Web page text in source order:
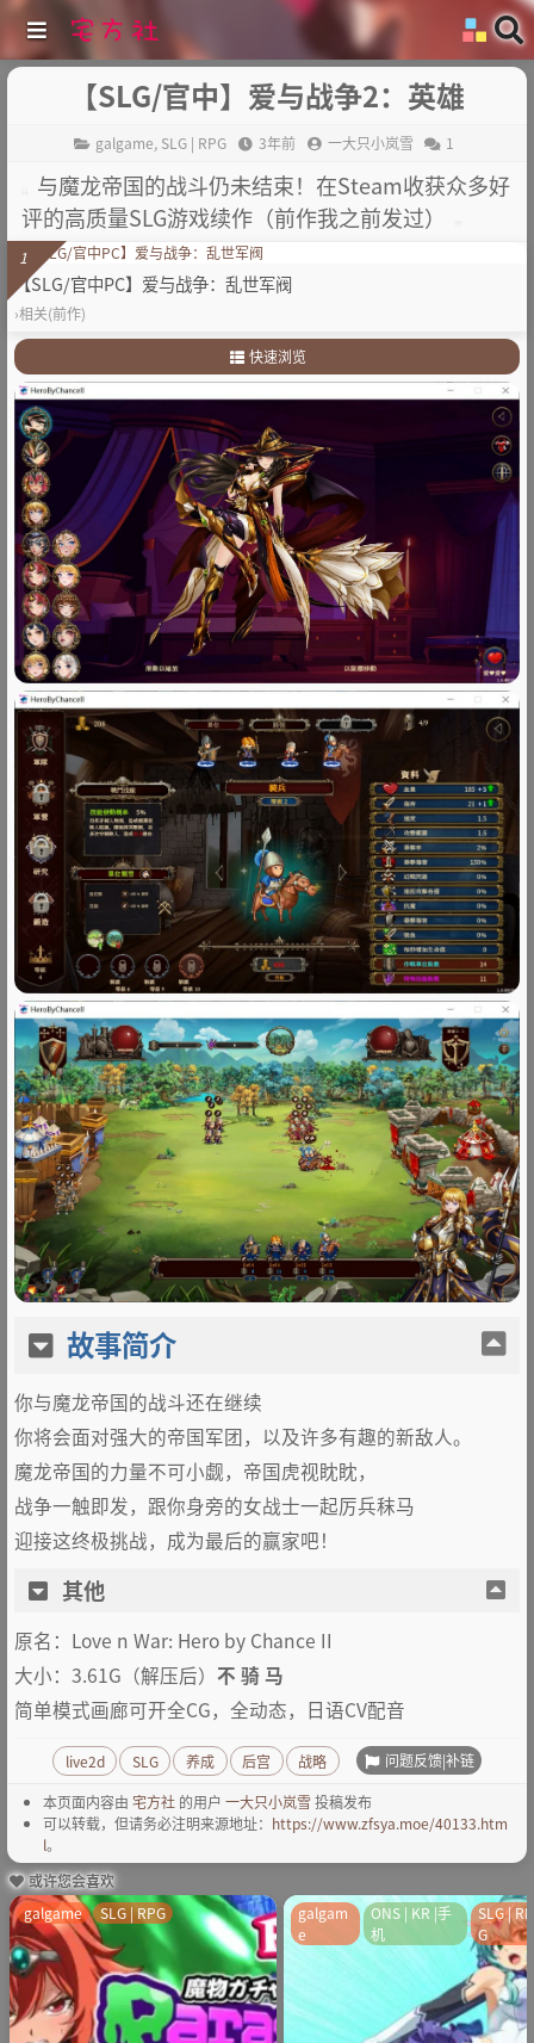
【SLG/官中】爱与战争2：英雄
galgame, SLG | RPG 3年前 一大只小岚雪 1
与魔龙帝国的战斗仍未结束！在Steam收获众多好
评的高质量SLG游戏续作（前作我之前发过）
【SLG/官中PC】爱与战争：乱世军阀
›相关(前作)
1
快速浏览
1.故事简介
2.其他
故事简介
你与魔龙帝国的战斗还在继续
你将会面对强大的帝国军团，以及许多有趣的新敌人。
魔龙帝国的力量不可小觑，帝国虎视眈眈，
战争一触即发，跟你身旁的女战士一起厉兵秣马
迎接这终极挑战，成为最后的赢家吧！
其他
原名：Love n War: Hero by Chance II
大小：3.61G（解压后） 不 骑 马
简单模式画廊可开全CG，全动态，日语CV配音
live2d SLG 养成 后宫 战略 问题反馈|补链
本页面内容由 宅方社 的用户 一大只小岚雪 投稿发布
可以转载，但请务必注明来源地址： https://www.zfsya.moe/40133.htm
l。
或许您会喜欢
galgame SLG | RPG
galgam
e
ONS | KR |手
机
SLG | RP
G